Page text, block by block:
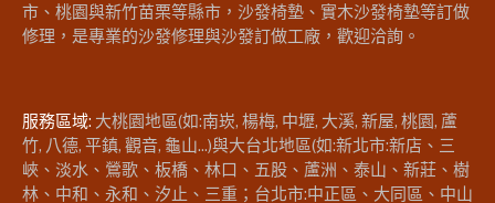
市、桃園與新竹苗栗等縣市，沙發椅墊、實木沙發椅墊等訂做
修理，是專業的沙發修理與沙發訂做工廠，歡迎洽詢。
服務區域: 大桃園地區(如:南崁, 楊梅, 中壢, 大溪, 新屋, 桃園, 蘆
竹, 八德, 平鎮, 觀音, 龜山...)與大台北地區(如:新北市:新店、三
峽、淡水、鶯歌、板橋、林口、五股、蘆洲、泰山、新莊、樹
林、中和、永和、汐止、三重；台北市:中正區、大同區、中山